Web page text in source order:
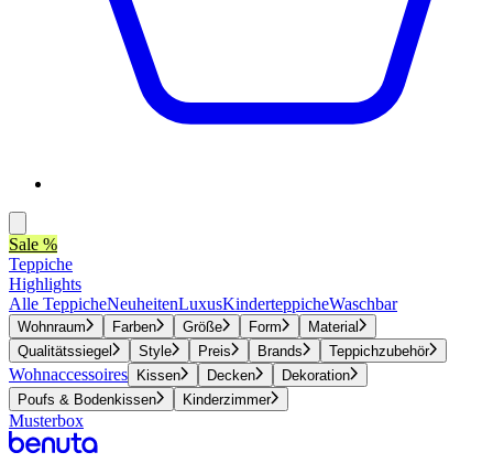
Sale %
Teppiche
Highlights
Alle TeppicheNeuheitenLuxusKinderteppicheWaschbar
Wohnraum Farben Größe Form
Material
Qualitätssiegel
Style Preis Brands Teppichzubehör
Wohnaccessoires Kissen Decken
Dekoration
Poufs & Bodenkissen
Kinderzimmer
Musterbox